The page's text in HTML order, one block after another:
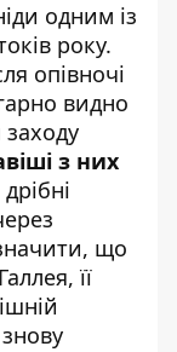
одним із
року.
опівночі
видно
заходу
з них
дрібні
що
її